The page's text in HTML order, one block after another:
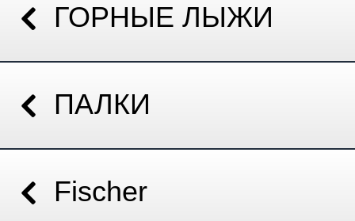
ГОРНЫЕ ЛЫЖИ
ПАЛКИ
Fischer